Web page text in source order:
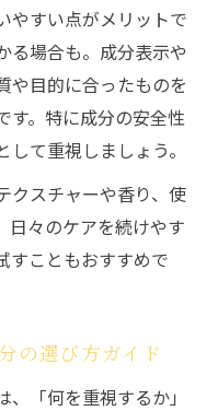
やすい点がメリットで
る場合も。成分表示や
や目的に合ったものを
す。特に成分の安全性
て重視しましょう。
クスチャーや香り、使
日々のケアを続けやす
すこともおすすめで
の選び方ガイド
「何を重視するか」